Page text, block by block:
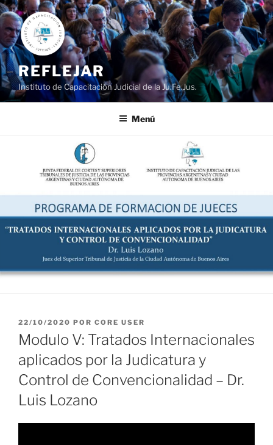
Ir
al
contenido
REFLEJAR
Instituto de Capacitación Judicial de la Ju.Fe.Jus.
Menú
PUBLICADO
EL
22/10/2020 POR CORE USER
Modulo V: Tratados Internacionales
aplicados por la Judicatura y
Control de Convencionalidad – Dr.
Luis Lozano